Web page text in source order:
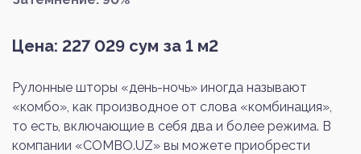
Цена: 227 029 сум за 1 м2
Рулонные шторы «день-ночь» иногда называют
«комбо», как производное от слова «комбинация»,
то есть, включающие в себя два и более режима. В
компании «COMBO.UZ» вы можете приобрести